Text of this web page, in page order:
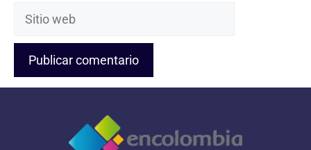
Sitio